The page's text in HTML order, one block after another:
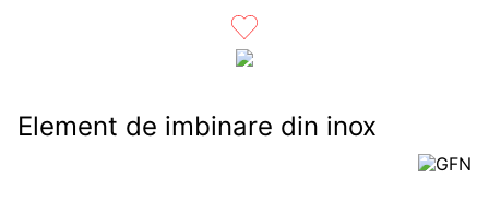
Element de imbinare din inox